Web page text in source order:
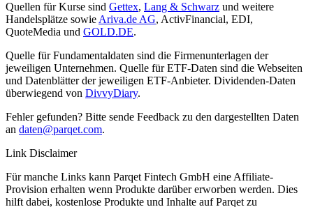
Quellen für Kurse sind Gettex, Lang & Schwarz und weitere
Handelsplätze sowie Ariva.de AG, ActivFinancial, EDI,
QuoteMedia und GOLD.DE.
Quelle für Fundamentaldaten sind die Firmenunterlagen der
jeweiligen Unternehmen. Quelle für ETF-Daten sind die Webseiten
und Datenblätter der jeweiligen ETF-Anbieter. Dividenden-Daten
überwiegend von DivvyDiary.
Fehler gefunden? Bitte sende Feedback zu den dargestellten Daten
an daten@parqet.com.
Link Disclaimer
Für manche Links kann Parqet Fintech GmbH eine Affiliate-
Provision erhalten wenn Produkte darüber erworben werden. Dies
hilft dabei, kostenlose Produkte und Inhalte auf Parqet zu